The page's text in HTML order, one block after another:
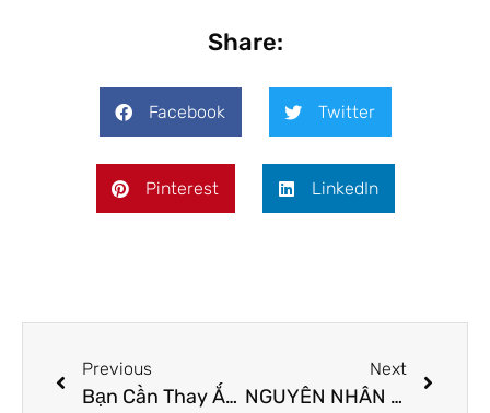
Share:
Facebook Twitter
Pinterest LinkedIn
Previous
Bạn Cần Thay Ắc Quy Sau Bao Lâu?
Next
NGUYÊN NHÂN BÌNH ẮC QUY BỊ PHÙ – NỔ & 10 DẤU HIỆU ẮC QUY CẦN ĐƯỢC KIỂM TRA VÀ CHĂM SÓC